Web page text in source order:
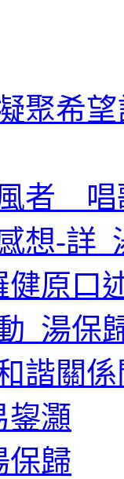
聚希
者 唱
想-詳_
健原口
_湯保
諧關
鋆灝
保歸